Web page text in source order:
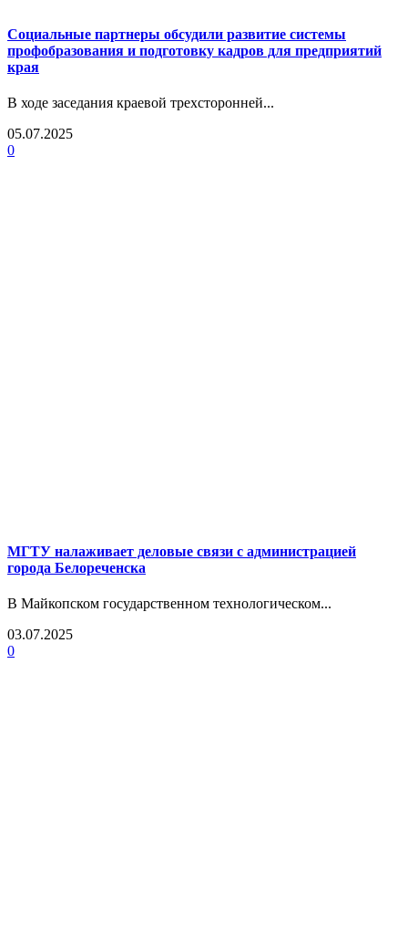
Социальные партнеры обсудили развитие системы
профобразования и подготовку кадров для предприятий
края
В ходе заседания краевой трехсторонней...
05.07.2025
0
МГТУ налаживает деловые связи с администрацией
города Белореченска
В Майкопском государственном технологическом...
03.07.2025
0